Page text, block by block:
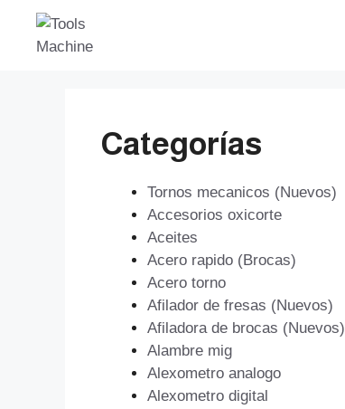
Saltar
contenido
Categorías
Tornos mecanicos (Nuevos)
Accesorios oxicorte
Aceites
Acero rapido (Brocas)
Acero torno
Afilador de fresas (Nuevos)
Afiladora de brocas (Nuevos)
Alambre mig
Alexometro analogo
Alexometro digital